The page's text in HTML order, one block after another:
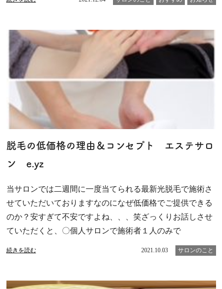
脱毛の低価格の理由＆コンセプト エステサロ
ン e.yz
当サロンでは二週間に一度当てられる最新光脱毛で施術さ
せていただいておりますなのになぜ低価格でご提供できる
のか？安すぎて不安ですよね、、、笑ざっくりお話しさせ
ていただくと、〇個人サロンで施術者１人のみで
続きを読む 2021.10.03 サロンのこと